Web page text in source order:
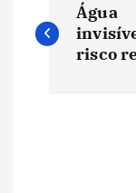
a
Água
risco